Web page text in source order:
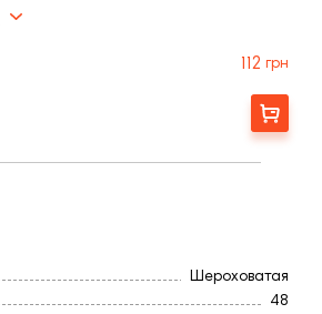
112 грн
Замовити
Шероховатая
48